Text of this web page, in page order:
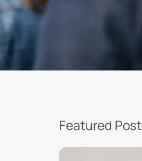
Featured Post